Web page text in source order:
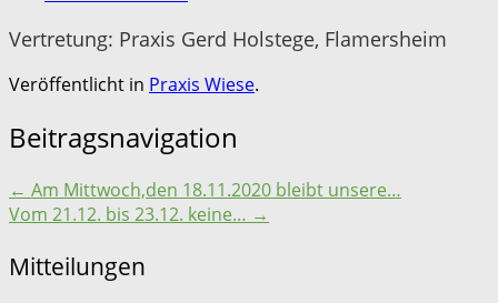
Vertretung: Praxis Gerd Holstege, Flamersheim
Veröffentlicht in Praxis Wiese.
Beitragsnavigation
← Am Mittwoch,den 18.11.2020 bleibt unsere…
Vom 21.12. bis 23.12. keine… →
Mitteilungen